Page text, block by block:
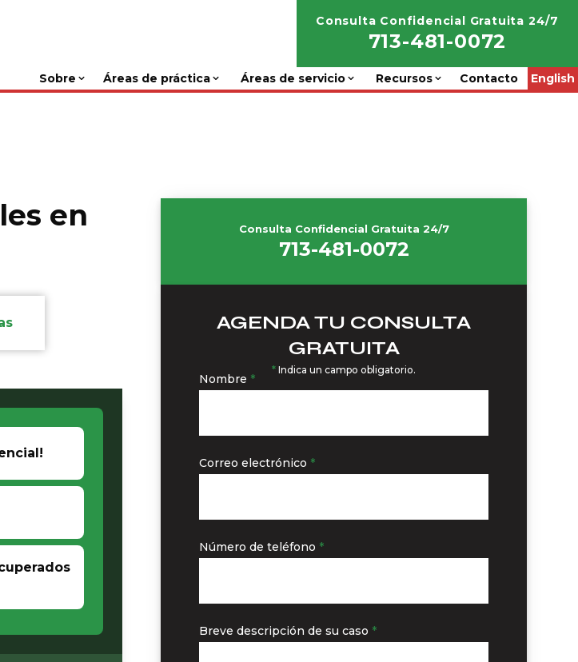
Sobre Áreas de práctica Áreas de servicio Recursos Contacto English
Consulta Confidencial Gratuita 24/7
713-481-0072
en
Consulta Confidencial Gratuita 24/7
713-481-0072
AGENDA TU CONSULTA
GRATUITA
* Indica un campo obligatorio.
Nombre *
Correo electrónico *
Número de teléfono *
Breve descripción de su caso *